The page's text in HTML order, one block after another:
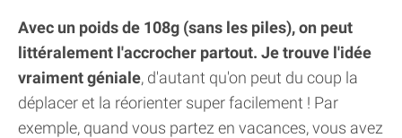
Avec un poids de 108g (sans les piles), on peut
littéralement l'accrocher partout. Je trouve l'idée
vraiment géniale, d'autant qu'on peut du coup la
déplacer et la réorienter super facilement ! Par
exemple, quand vous partez en vacances, vous avez